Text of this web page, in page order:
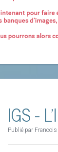
IGS -
Publié par